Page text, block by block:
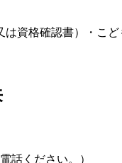
資格確認書）・こ
話ください。）